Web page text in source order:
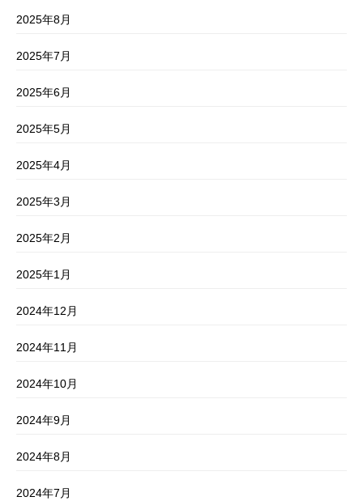
2025年8月
2025年7月
2025年6月
2025年5月
2025年4月
2025年3月
2025年2月
2025年1月
2024年12月
2024年11月
2024年10月
2024年9月
2024年8月
2024年7月